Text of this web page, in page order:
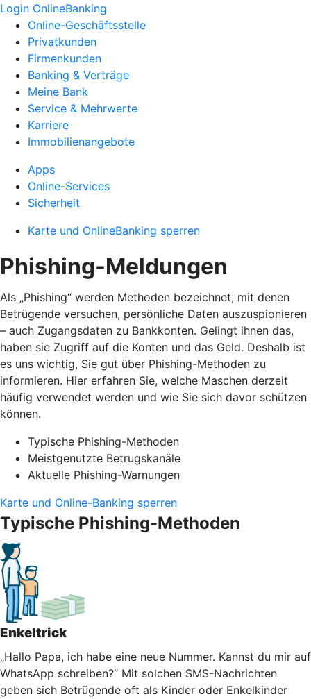
Login OnlineBanking
Online-Geschäftsstelle
Privatkunden
Firmenkunden
Banking & Verträge
Meine Bank
Service & Mehrwerte
Karriere
Immobilienangebote
Apps
Online-Services
Sicherheit
Karte und OnlineBanking sperren
Phishing-Meldungen
Als „Phishing“ werden Methoden bezeichnet, mit denen
Betrügende versuchen, persönliche Daten auszuspionieren
– auch Zugangsdaten zu Bankkonten. Gelingt ihnen das,
haben sie Zugriff auf die Konten und das Geld. Deshalb ist
es uns wichtig, Sie gut über Phishing-Methoden zu
informieren. Hier erfahren Sie, welche Maschen derzeit
häufig verwendet werden und wie Sie sich davor schützen
können.
Typische Phishing-Methoden
Meistgenutzte Betrugskanäle
Aktuelle Phishing-Warnungen
Karte und Online-Banking sperren
Typische Phishing-Methoden
Enkeltrick
„Hallo Papa, ich habe eine neue Nummer. Kannst du mir auf
WhatsApp schreiben?“ Mit solchen SMS-Nachrichten
geben sich Betrügende oft als Kinder oder Enkelkinder